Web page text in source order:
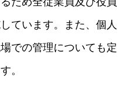
ています。また、個人
での管理についても定
。